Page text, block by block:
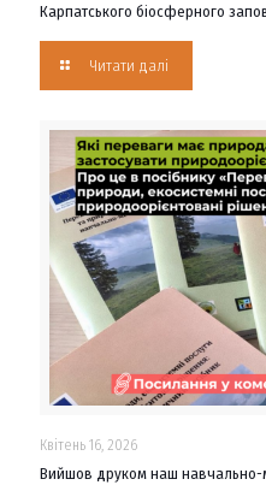
Карпатського біосферного
Читати далі
Квітень 16, 2026
Вийшов друком наш навчально-